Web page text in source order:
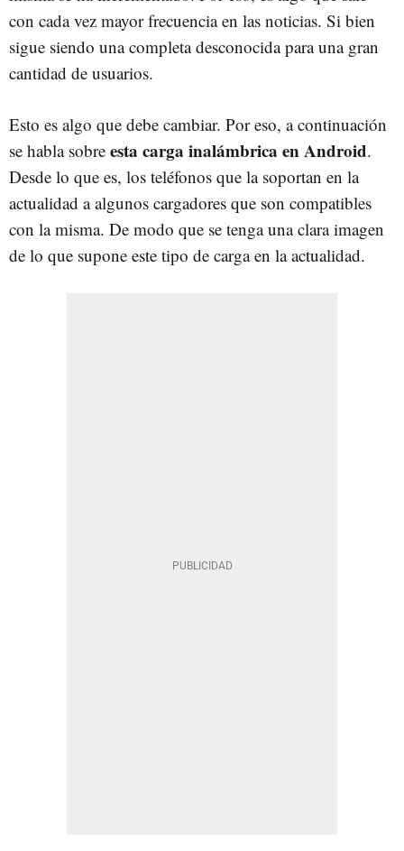
con cada vez mayor frecuencia en las noticias. Si bien
sigue siendo una completa desconocida para una gran
cantidad de usuarios.
Esto es algo que debe cambiar. Por eso, a continuación
se habla sobre esta carga inalámbrica en Android.
Desde lo que es, los teléfonos que la soportan en la
actualidad a algunos cargadores que son compatibles
con la misma. De modo que se tenga una clara imagen
de lo que supone este tipo de carga en la actualidad.